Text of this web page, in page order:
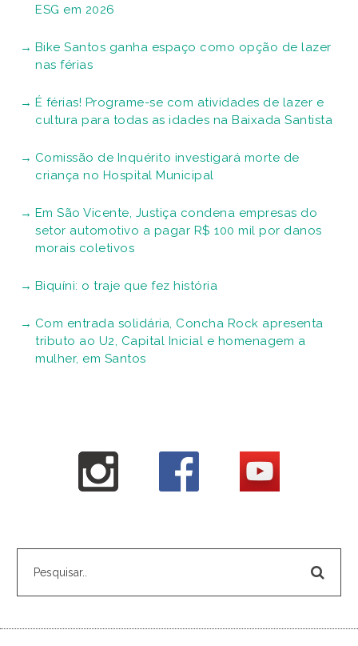
ESG em 2026
Bike Santos ganha espaço como opção de lazer
nas férias
É férias! Programe-se com atividades de lazer e
cultura para todas as idades na Baixada Santista
Comissão de Inquérito investigará morte de
criança no Hospital Municipal
Em São Vicente, Justiça condena empresas do
setor automotivo a pagar R$ 100 mil por danos
morais coletivos
Biquíni: o traje que fez história
Com entrada solidária, Concha Rock apresenta
tributo ao U2, Capital Inicial e homenagem a
mulher, em Santos